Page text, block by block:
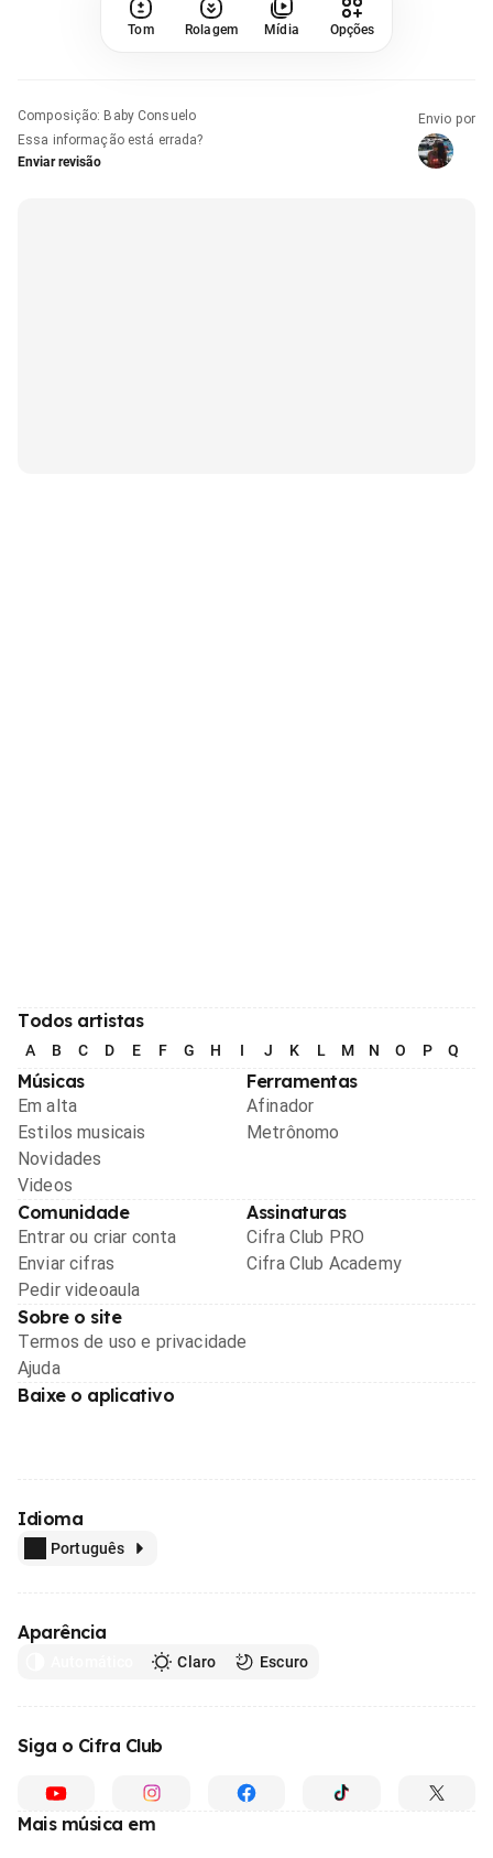
Tom Rolagem Mídia Opções
Composição: Baby Consuelo
Essa informação está errada?
Enviar revisão
Envio por
Todos artistas
A B C D E F G H I J K L M N O P Q
Músicas
Em alta
Estilos musicais
Novidades
Videos
Ferramentas
Afinador
Metrônomo
Comunidade
Entrar ou criar conta
Enviar cifras
Pedir videoaula
Assinaturas
Cifra Club PRO
Cifra Club Academy
Sobre o site
Termos de uso e privacidade
Ajuda
Baixe o aplicativo
Idioma
Português
Aparência
Claro Escuro
Siga o Cifra Club
Mais música em